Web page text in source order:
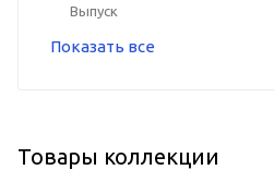
Выпуск
Показать все
Товары коллекции